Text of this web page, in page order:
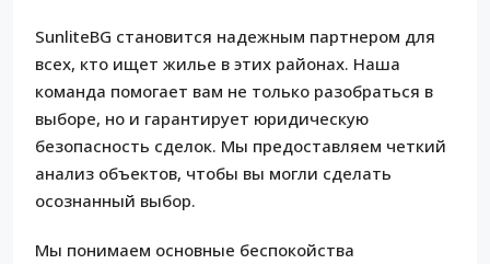
SunliteBG становится надежным партнером для
всех, кто ищет жилье в этих районах. Наша
команда помогает вам не только разобраться в
выборе, но и гарантирует юридическую
безопасность сделок. Мы предоставляем четкий
анализ объектов, чтобы вы могли сделать
осознанный выбор.
Мы понимаем основные беспокойства